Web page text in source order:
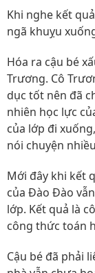
Khi nghe kết
ngã khuỵu
Hóa ra cậu bé
Trương. Cô
dục tốt nên đã
nhiên học lực
của lớp đi
nói chuyện
Mới đây khi kết
của Đào Đào
lớp. Kết quả là
công thức toán
Cậu bé đã phải